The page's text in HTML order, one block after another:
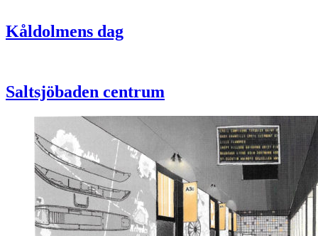
Kåldolmens dag
Saltsjöbaden centrum